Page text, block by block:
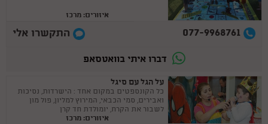
איזורים: מרכז
077-9968761 התקשרו אלי
דברו איתי בוואטסאפ
על הגל עם סיגל
כל הקונספטים במקום אחד : הישרדות, נסיכות
ואבירים, סמי הכבאי, המירוץ למליון, פול מון
לשבור את הקרח, יומולדת חד קרן
איזורים: מרכז